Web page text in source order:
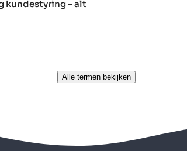
kundestyring – alt
Alle termen bekijken